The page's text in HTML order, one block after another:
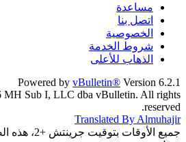
مساعدة
اتصل بنا
الخصوصية
شروط الخدمة
الذهاب للأعلى
Powered by vBulletin® Version 6.2.1
MH Sub I, LLC dba vBulletin. All rights
reserved.
Translated By Almuhajir
جميع الأوقات بتوقيت جرينتش +2، هذه الصفحة أنشأت 04:15 AM.